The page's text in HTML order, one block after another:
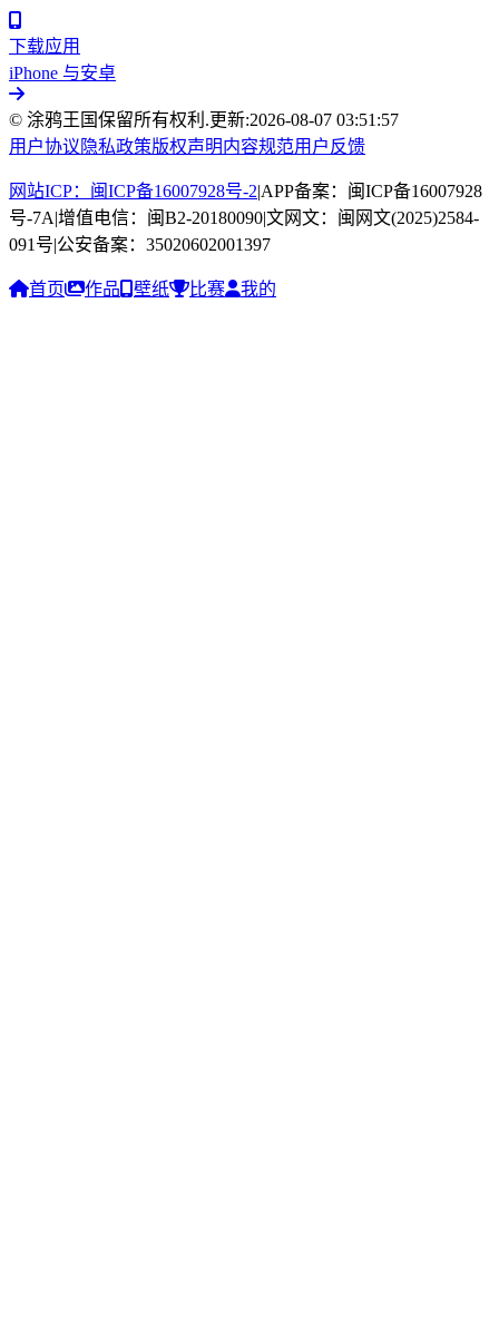
下载应用
iPhone 与安卓
© 涂鸦王国保留所有权利.更新:2026-08-07 03:51:57
用户协议 隐私政策版权声明内容规范用户反馈
网站ICP：闽ICP备16007928号-2|APP备案：闽ICP备16007928
号-7A|增值电信：闽B2-20180090|文网文：闽网文(2025)2584-
091号|公安备案：35020602001397
首页 作品 壁纸 比赛 我的